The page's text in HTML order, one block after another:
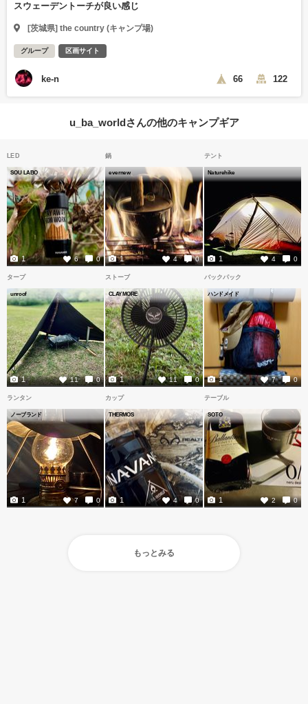
スウェーデントーチが良い感じ
[茨城県] the country (キャンプ場)
グループ 区画サイト
ke-n 66 122
u_ba_worldさんの他のキャンプギア
LED
SOU LABO
6 0
1
鍋
evernew
4 0
1
テント
Naturehike
4 0
1
タープ
unroof
11 0
1
ストーブ
CLAYMORE
11 0
1
バックパック
ハンドメイド
7 0
1
ランタン
ノーブランド
7 0
1
カップ
THERMOS
4 0
1
テーブル
SOTO
2 0
1
もっとみる